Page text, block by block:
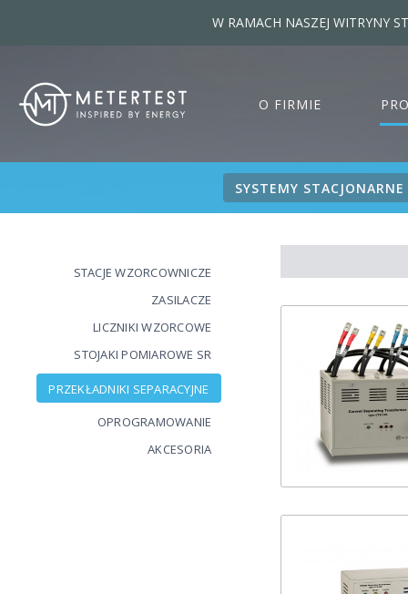
W RAMACH NASZEJ WITRYNY
O FIRMIE
SYSTEMY STACJONARNE
STACJE WZORCOWNICZE
ZASILACZE
LICZNIKI WZORCOWE
STOJAKI POMIAROWE SR
PRZEKŁADNIKI SEPARACYJNE
OPROGRAMOWANIE
AKCESORIA